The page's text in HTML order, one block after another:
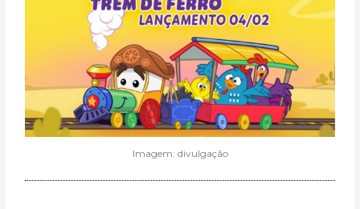
Imagem: divulgação